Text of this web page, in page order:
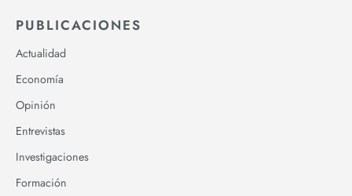
PUBLICACIONES
Actualidad
Economía
Opinión
Entrevistas
Investigaciones
Formación